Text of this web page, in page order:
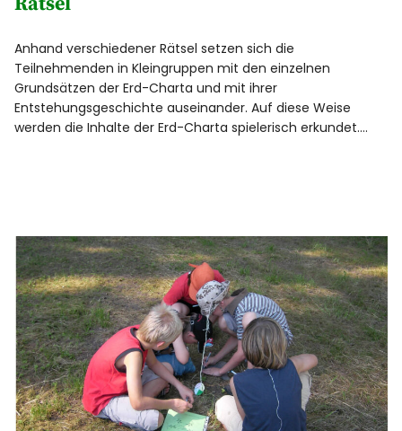
Anhand verschiedener Rätsel setzen sich die
Teilnehmenden in Kleingruppen mit den einzelnen
Grundsätzen der Erd-Charta und mit ihrer
Entstehungsgeschichte auseinander. Auf diese Weise
werden die Inhalte der Erd-Charta spielerisch erkundet….